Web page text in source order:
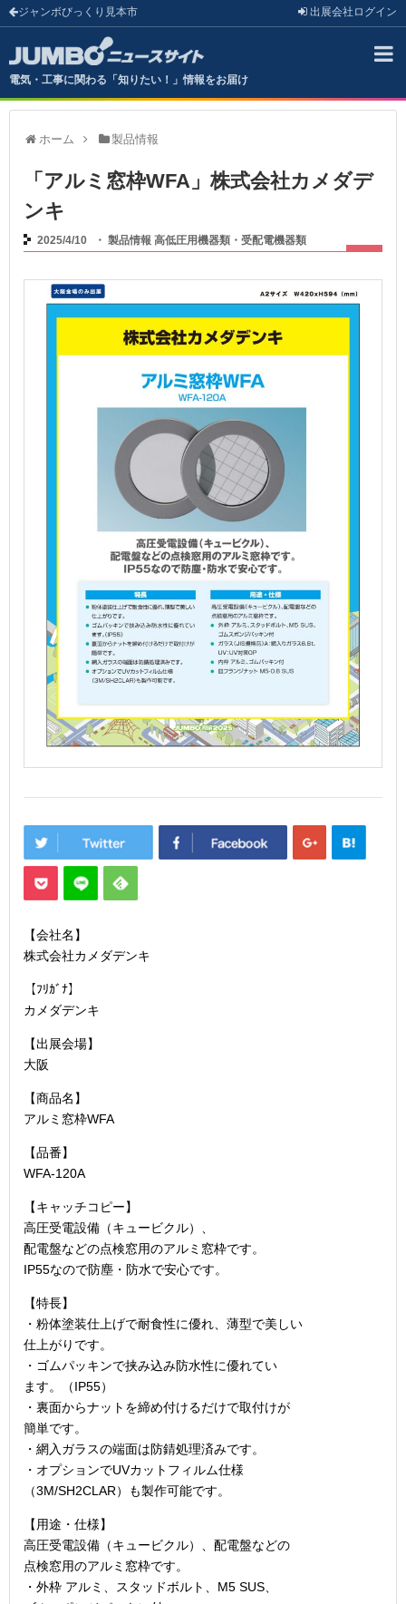
ジャンボびっくり見本市 出展会社 ログイン
電気・工事に関わる「知りたい！」情報をお届け
ホーム 製品情報
「アルミ窓枠WFA」株式会社カメダデ
ンキ
2025/4/10 ・ 製品情報 高低圧用機器類・受配電機器類
【会社名】
株式会社カメダデンキ
【ﾌﾘｶﾞﾅ】
カメダデンキ
【出展会場】
大阪
【商品名】
アルミ窓枠WFA
【品番】
WFA-120A
【キャッチコピー】
高圧受電設備（キュービクル）、
配電盤などの点検窓用のアルミ窓枠です。
IP55なので防塵・防水で安心です。
【特長】
・粉体塗装仕上げで耐食性に優れ、薄型で美しい
仕上がりです。
・ゴムパッキンで挟み込み防水性に優れてい
ます。（IP55）
・裏面からナットを締め付けるだけで取付けが
簡単です。
・網入ガラスの端面は防錆処理済みです。
・オプションでUVカットフィルム仕様
（3M/SH2CLAR）も製作可能です。
【用途・仕様】
高圧受電設備（キュービクル）、配電盤などの
点検窓用のアルミ窓枠です。
・外枠 アルミ、スタッドボルト、M5 SUS、